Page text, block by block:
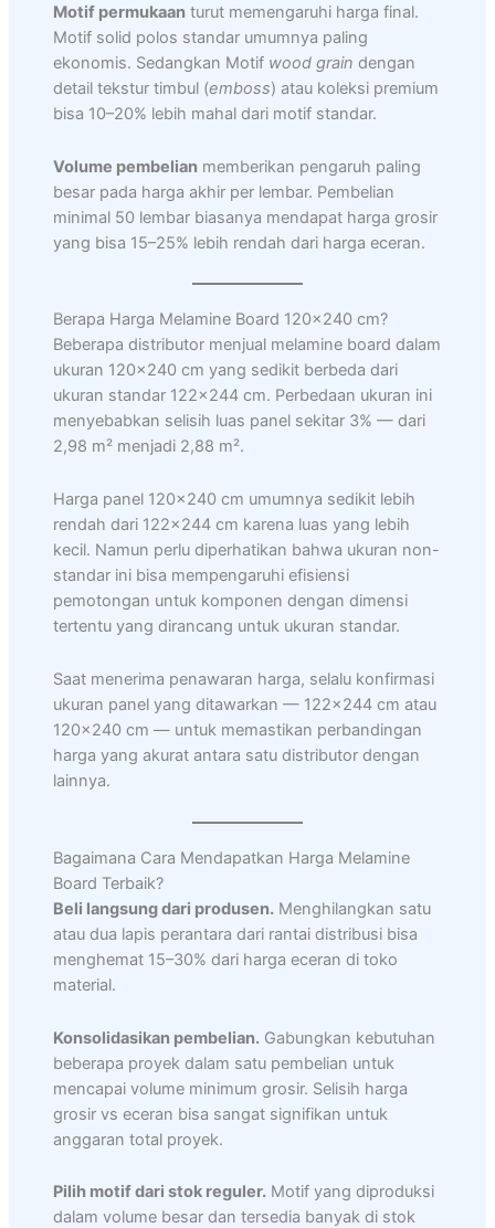
Motif permukaanturut memengaruhi harga final.
Motif solid polos standar umumnya paling
ekonomis. Sedangkan Motif wood grain dengan
detail tekstur timbul (emboss) atau koleksi premium
bisa 10–20% lebih mahal dari motif standar.
Volume pembelianmemberikan pengaruh paling
besar pada harga akhir per lembar. Pembelian
minimal 50 lembar biasanya mendapat harga grosir
yang bisa 15–25% lebih rendah dari harga eceran.
Berapa Harga Melamine Board 120×240 cm?
Beberapa distributor menjual melamine board dalam
ukuran 120×240 cm yang sedikit berbeda dari
ukuran standar 122×244 cm. Perbedaan ukuran ini
menyebabkan selisih luas panel sekitar 3% — dari
2,98 m² menjadi 2,88 m².
Harga panel 120×240 cm umumnya sedikit lebih
rendah dari 122×244 cm karena luas yang lebih
kecil. Namun perlu diperhatikan bahwa ukuran non-
standar ini bisa mempengaruhi efisiensi
pemotongan untuk komponen dengan dimensi
tertentu yang dirancang untuk ukuran standar.
Saat menerima penawaran harga, selalu konfirmasi
ukuran panel yang ditawarkan — 122×244 cm atau
120×240 cm — untuk memastikan perbandingan
harga yang akurat antara satu distributor dengan
lainnya.
Bagaimana Cara Mendapatkan Harga Melamine
Board Terbaik?
Beli langsung dari produsen.Menghilangkan satu
atau dua lapis perantara dari rantai distribusi bisa
menghemat 15–30% dari harga eceran di toko
material.
Konsolidasikan pembelian.Gabungkan kebutuhan
beberapa proyek dalam satu pembelian untuk
mencapai volume minimum grosir. Selisih harga
grosir vs eceran bisa sangat signifikan untuk
anggaran total proyek.
Pilih motif dari stok reguler.Motif yang diproduksi
dalam volume besar dan tersedia banyak di stok